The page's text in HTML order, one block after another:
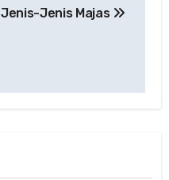
Jenis-Jenis Majas